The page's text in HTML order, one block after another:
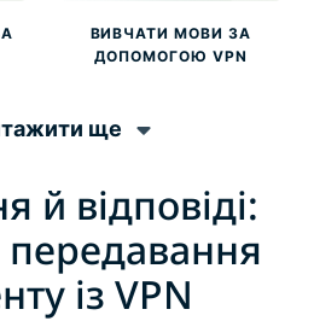
ВИВЧАТИ МОВИ ЗА
ДОПОМОГОЮ VPN
ще
й відповіді:
передавання
із VPN